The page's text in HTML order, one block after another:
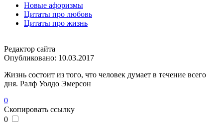
Новые афоризмы
Цитаты про любовь
Цитаты про жизнь
Редактор сайта
Опубликовано: 10.03.2017
Жизнь состоит из того, что человек думает в течение всего
дня. Ралф Уолдо Эмерсон
0
Скопировать ссылку
0